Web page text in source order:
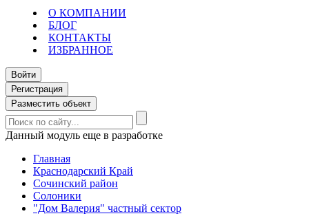
О КОМПАНИИ
БЛОГ
КОНТАКТЫ
ИЗБРАННОЕ
Войти
Регистрация
Разместить объект
Данный модуль еще в разработке
Главная
Краснодарский Край
Сочинский район
Солоники
"Дом Валерия" частный сектор